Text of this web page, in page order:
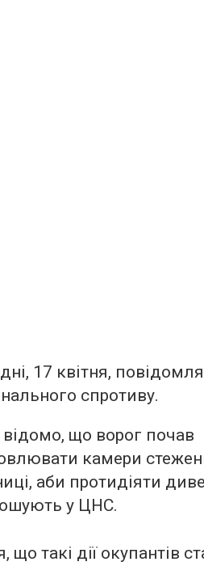
17 квітня,
спротиву.
відомо, що ворог почав
камери
аби протидіяти
у ЦНС.
що такі дії окупантів